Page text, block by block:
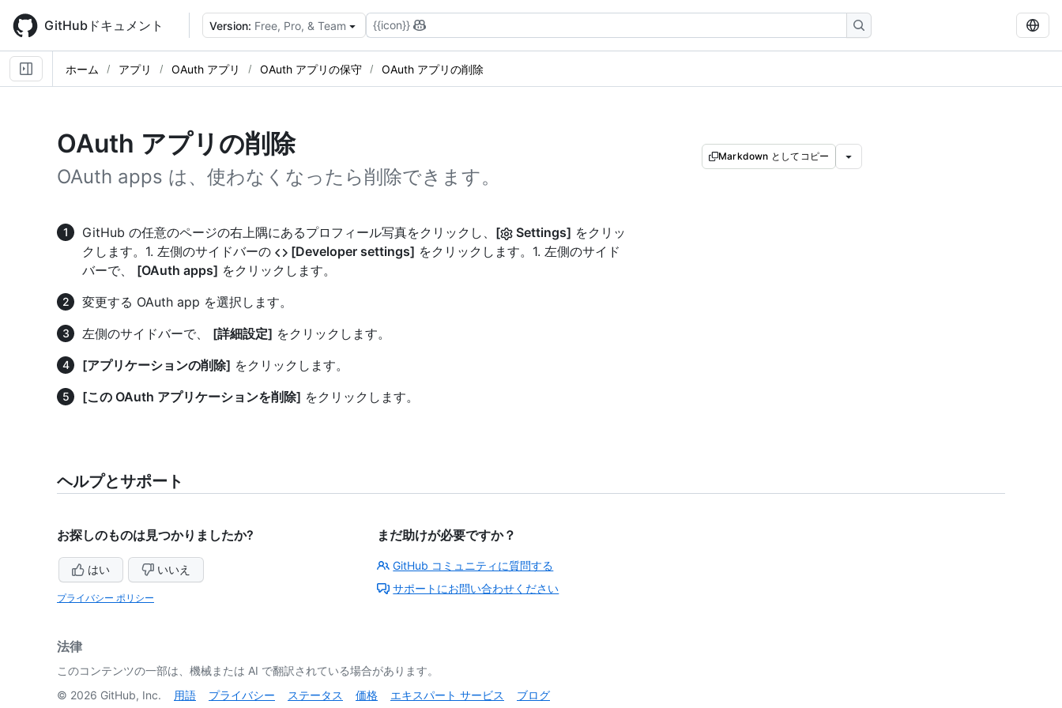
main
content
GitHubドキュメント Version: Free, Pro, & Team {{icon}}
ホーム アプリ OAuth アプリ OAuth アプリの保守 OAuth アプリの削除
OAuth アプリの削除
OAuth apps は、使わなくなったら削除できます。
Markdown としてコピー
GitHub の任意のページの右上隅にあるプロフィール写真をクリックし、 [ Settings] をクリッ
クします。1. 左側のサイドバーの
[Developer settings] をクリックします。1. 左側のサイド
バーで、 [OAuth apps] をクリックします。
変更する OAuth app を選択します。
左側のサイドバーで、 [詳細設定] をクリックします。
[アプリケーションの削除] をクリックします。
[この OAuth アプリケーションを削除] をクリックします。
ヘルプとサポート
お探しのものは見つかりましたか?
はい いいえ
プライバシー ポリシー
まだ助けが必要ですか？
GitHub コミュニティに質問する
サポートにお問い合わせください
法律
このコンテンツの一部は、機械または AI で翻訳されている場合があります。
© 2026 GitHub, Inc. 用語 プライバシー ステータス 価格 エキスパート サービス ブログ